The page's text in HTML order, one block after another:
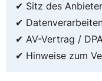
✔ Sitz des
✔
✔ AV-Vertrag /
✔ Hinweise zum